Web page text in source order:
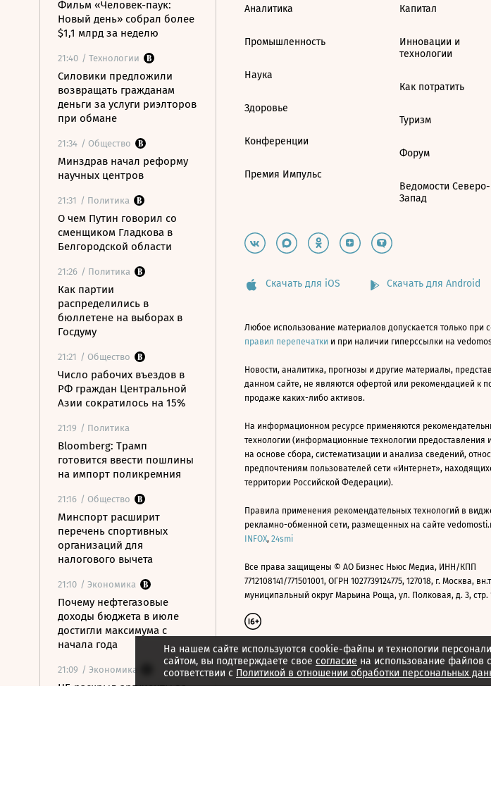
Фильм «Человек-паук:
Новый день» собрал более
$1,1 млрд за неделю
21:40 / Технологии
Силовики предложили
возвращать гражданам
деньги за услуги риэлторов
при обмане
21:34 / Общество
Минздрав начал реформу
научных центров
21:31 / Политика
О чем Путин говорил со
сменщиком Гладкова в
Белгородской области
21:26 / Политика
Как партии
распределились в
бюллетене на выборах в
Госдуму
21:21 / Общество
Число рабочих въездов в
РФ граждан Центральной
Азии сократилось на 15%
21:19 / Политика
Bloomberg: Трамп
готовится ввести пошлины
на импорт поликремния
21:16 / Общество
Минспорт расширит
перечень спортивных
организаций для
налогового вычета
21:10 / Экономика
Почему нефтегазовые
доходы бюджета в июле
достигли максимума с
начала года
21:09 / Экономика
ЦБ раскрыл аргументы за
На нашем сайте используются cookie-файлы и технологии
сайтом, вы подтверждаете свое согласие на использование файлов
соответствии с Политикой в отношении обработки персональных
Аналитика
Промышленность
Наука
Здоровье
Конференции
Премия Импульс
Капитал
Инновации и
технологии
Как потратить
Туризм
Форум
Ведомости Северо-
Запад
Скачать для iOS Скачать для Android
Любое использование материалов допускается только при
правил перепечатки и при наличии гиперссылки на
Новости, аналитика, прогнозы и другие материалы,
данном сайте, не являются офертой или рекомендацией к
продаже каких-либо активов.
На информационном ресурсе применяются
технологии (информационные технологии предоставления
на основе сбора, систематизации и анализа сведений,
предпочтениям пользователей сети «Интернет»,
территории Российской Федерации).
Правила применения рекомендательных технологий в
рекламно-обменной сети, размещенных на сайте
INFOX, 24smi
Все права защищены © АО Бизнес Ньюс Медиа, ИНН/КПП
7712108141/771501001, ОГРН 1027739124775, 127018, г. Москва,
муниципальный округ Марьина Роща, ул. Полковая, д. 3, стр.